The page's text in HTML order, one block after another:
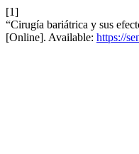
[1]
“Cirugía bariátrica y sus
[Online]. Available: https://